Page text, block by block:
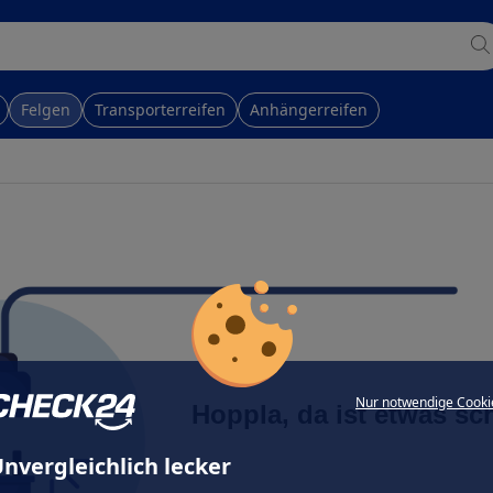
Nur notwendige
lecker
Felgen Transporterreifen Anhängerreifen
Hoppla, da ist etwas